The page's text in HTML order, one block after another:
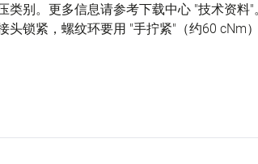
类别。更多信息请参考下载中心 "技术资料"
头锁紧，螺纹环要用 "手拧紧"（约60 cNm）